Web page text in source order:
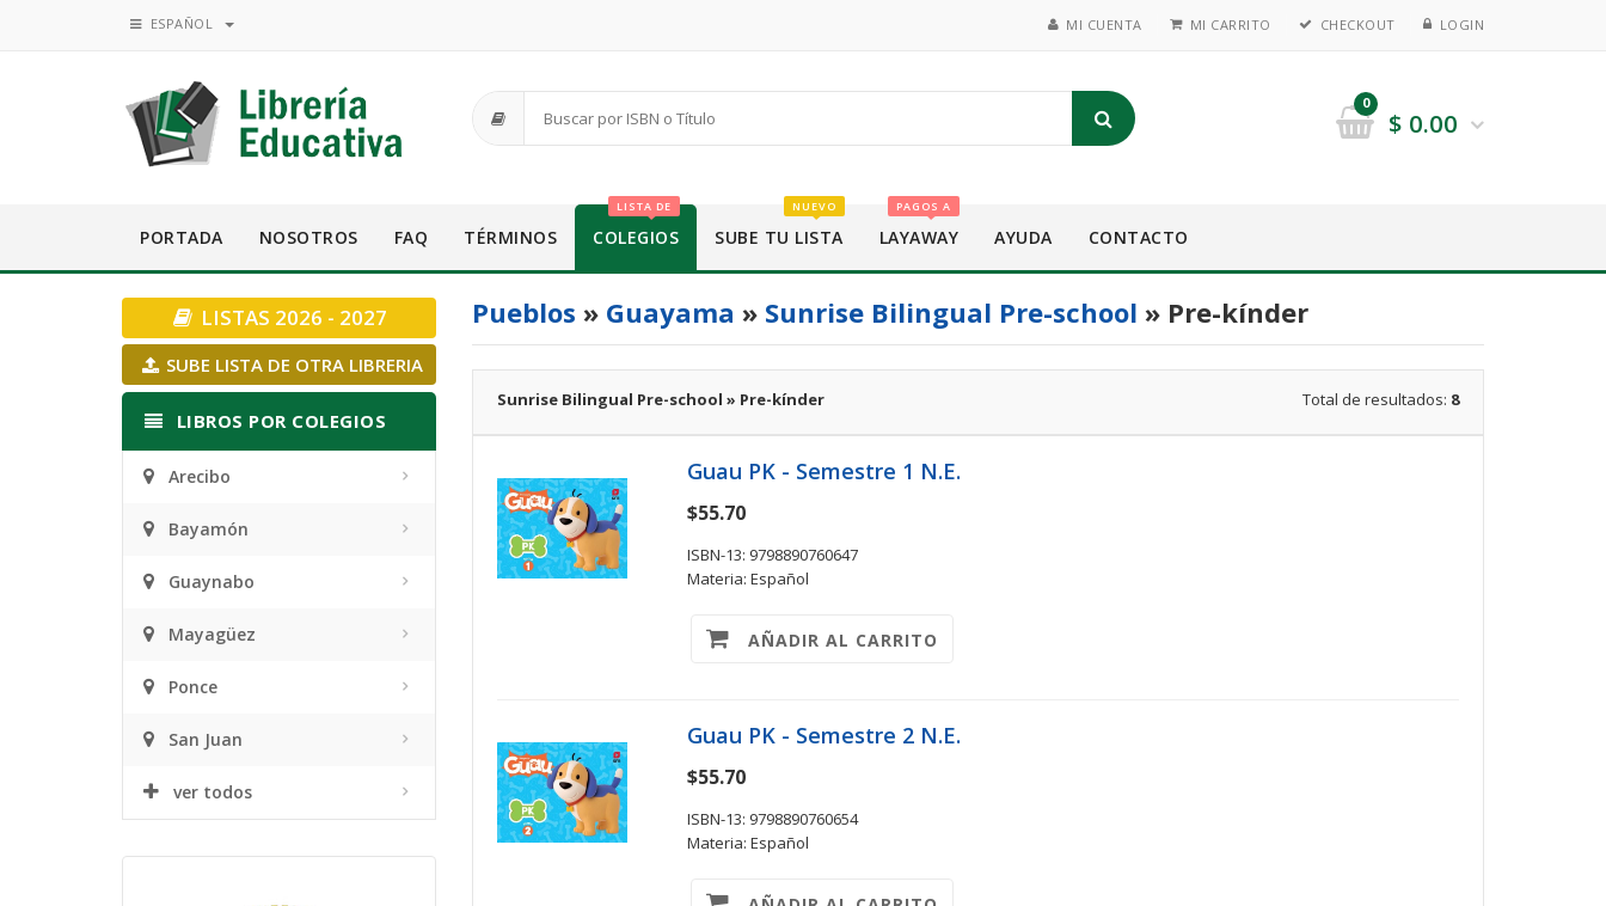
MI CUENTA MI CARRITO CHECKOUT LOGIN
ESPAÑOL
0
$ 0.00
PORTADA NOSOTROS FAQ TÉRMINOS COLEGIOS
LISTA DE
SUBE TU LISTA
NUEVO
LAYAWAY
PAGOS A
AYUDA CONTACTO
LISTAS 2026 - 2027
SUBE LISTA DE OTRA LIBRERIA
LIBROS POR COLEGIOS
Arecibo
Bayamón
Guaynabo
Mayagüez
Ponce
San Juan
ver todos
Pueblos » Guayama » Sunrise Bilingual Pre-school » Pre-kínder
Sunrise Bilingual Pre-school » Pre-kínder Total de resultados: 8
Guau PK - Semestre 1 N.E.
$55.70
ISBN-13: 9798890760647
Materia: Español
AÑADIR AL CARRITO
Guau PK - Semestre 2 N.E.
$55.70
ISBN-13: 9798890760654
Materia: Español